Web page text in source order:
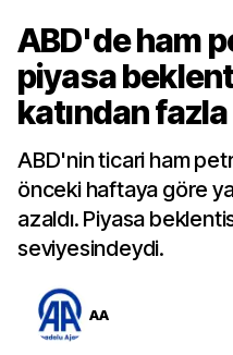
ABD'de ham
piyasa
katından fazla
ABD'nin ticari ham
önceki haftaya göre
azaldı. Piyasa
seviyesindeydi.
AA